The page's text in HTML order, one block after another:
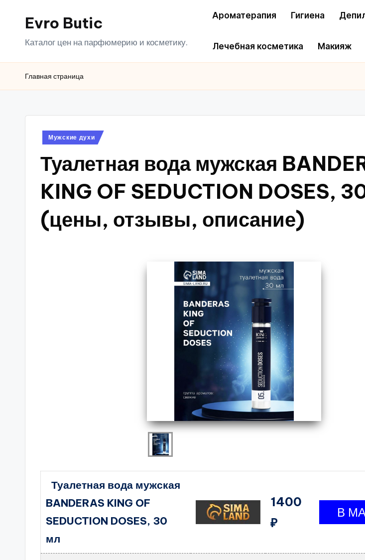
ПерейтиEvro Butic
Каталог цен на парфюмерию и косметику.
Ароматерапия Гигиена
Лечебная косметика Макияж
Главная страница
Опубликовано
Мужские духи
Туалетная вода мужская
KING OF SEDUCTION DOSES,
(цены, отзывы, описание)
Туалетная вода мужская
BANDERAS KING OF
SEDUCTION DOSES, 30
мл
1400
₽